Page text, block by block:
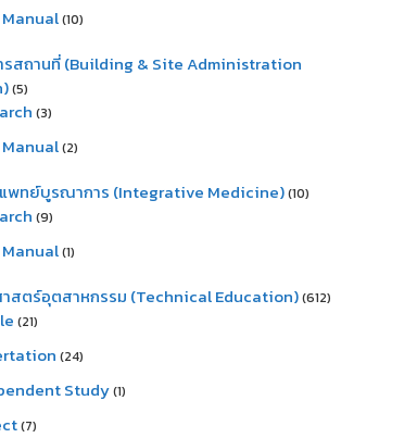
Manual(10)
รสถานที่ (Building & Site Administration
(5)
(3)
Manual(2)
พทย์บูรณาการ (Integrative Medicine)(10)
(9)
Manual(1)
สตร์อุตสาหกรรม (Technical Education)(612)
(21)
(24)
Study(1)
(7)